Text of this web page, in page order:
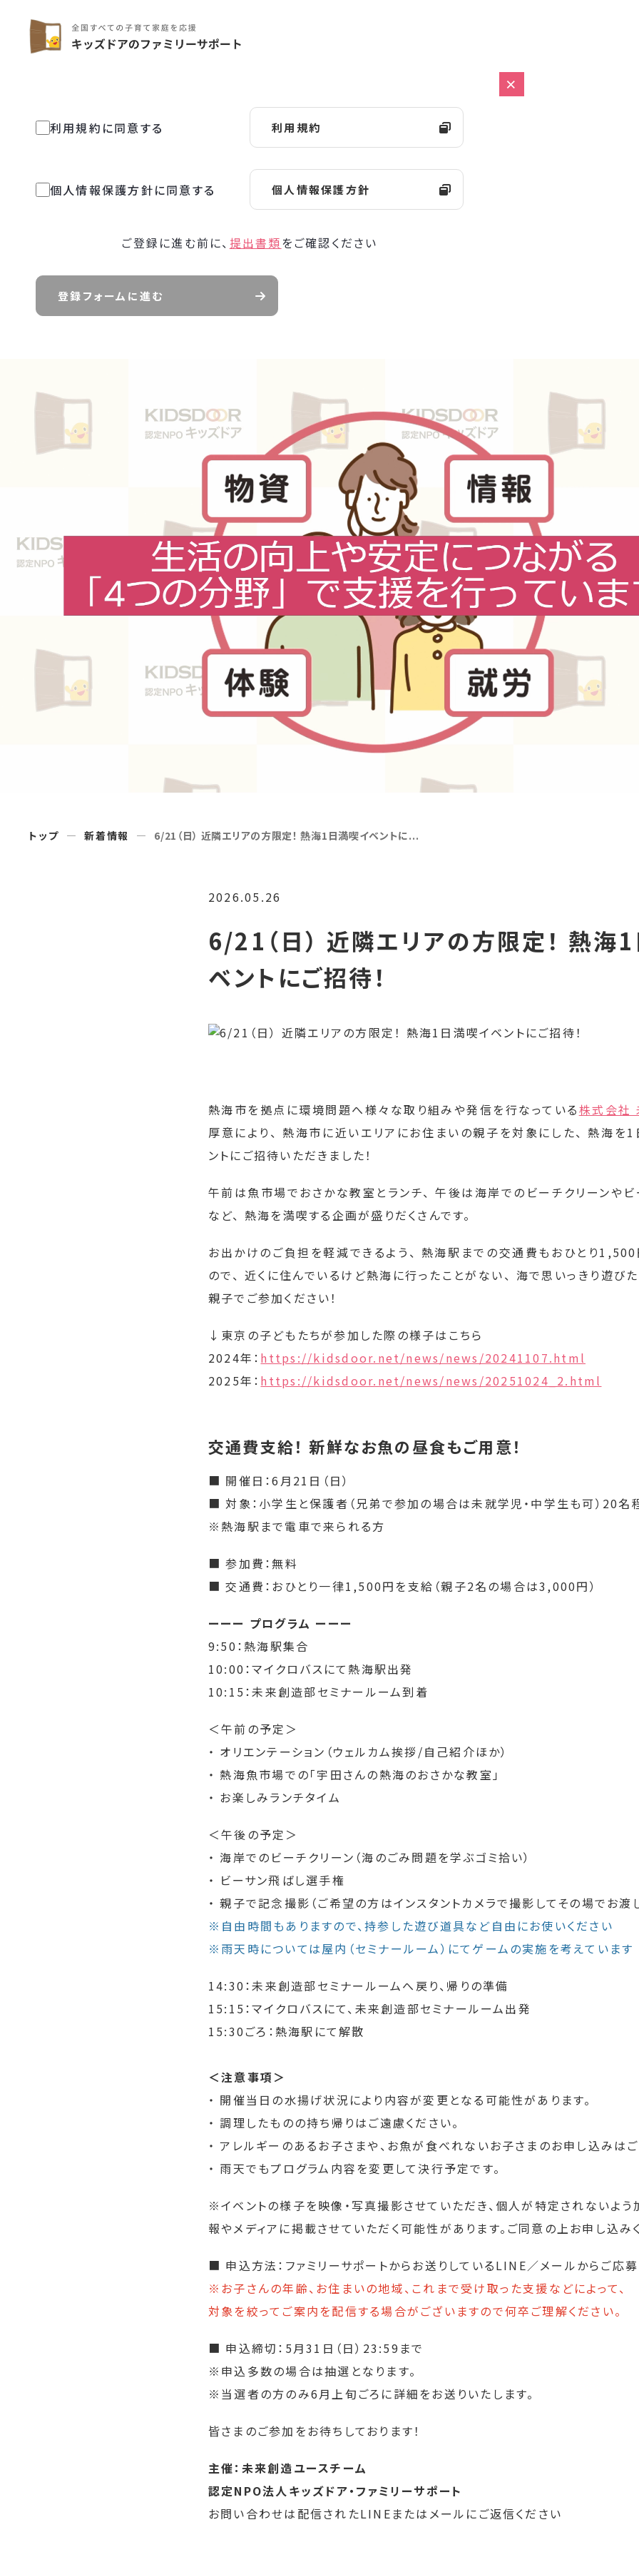
利用規約に同意する 利用規約
個人情報保護方針に同意する 個人情報保護方針
ご登録に進む前に、 提出書類をご確認ください
登録フォームに進む
トップ 新着情報 6/21（日） 近隣エリアの方限定！ 熱海1日満喫イベントに...
2026.05.26
6/21（日） 近隣エリアの方限定！ 熱海
ベントにご招待！
熱海市を拠点に環境問題へ様々な取り組みや発信を行なっている株式会社
厚意により、 熱海市に近いエリアにお住まいの親子を対象にした、 熱海を
ントにご招待いただきました！
午前は魚市場でおさかな教室とランチ、 午後は海岸でのビーチクリーンや
など、 熱海を満喫する企画が盛りだくさんです。
お出かけのご負担を軽減できるよう、 熱海駅までの交通費もおひとり
ので、 近くに住んでいるけど熱海に行ったことがない、 海で思いっきり遊び
親子でご参加ください！
↓東京の子どもたちが参加した際の様子はこちら
2024年： https://kidsdoor.net/news/news/20241107.html
2025年： https://kidsdoor.net/news/news/20251024_2.html
交通費支給！ 新鮮なお魚の昼食もご用意！
■ 開催日：6月21日（日）
■ 対象：小学生と保護者（兄弟で参加の場合は未就学児・中学生も可）20名
※熱海駅まで電車で来られる方
■ 参加費：無料
■ 交通費：おひとり一律1,500円を支給（親子2名の場合は3,000円）
ーーー プログラム ーーー
9:50：熱海駅集合
10:00：マイクロバスにて熱海駅出発
10:15：未来創造部セミナールーム到着
＜午前の予定＞
・ オリエンテーション（ウェルカム挨拶/自己紹介ほか）
・ 熱海魚市場での「宇田さんの熱海のおさかな教室」
・ お楽しみランチタイム
＜午後の予定＞
・ 海岸でのビーチクリーン（海のごみ問題を学ぶゴミ拾い）
・ ビーサン飛ばし選手権
・ 親子で記念撮影（ご希望の方はインスタントカメラで撮影してその場でお渡
※自由時間もありますので、持参した遊び道具など自由にお使いください
※雨天時については屋内（セミナールーム）にてゲームの実施を考えています
14:30：未来創造部セミナールームへ戻り、帰りの準備
15:15：マイクロバスにて、未来創造部セミナールーム出発
15:30ごろ：熱海駅にて解散
＜注意事項＞
・ 開催当日の水揚げ状況により内容が変更となる可能性があります。
・ 調理したものの持ち帰りはご遠慮ください。
・ アレルギーのあるお子さまや、お魚が食べれないお子さまのお申し込みはご
・ 雨天でもプログラム内容を変更して決行予定です。
※イベントの様子を映像・写真撮影させていただき、個人が特定されないよう
報やメディアに掲載させていただく可能性があります。ご同意の上お申し込み
■ 申込方法：ファミリーサポートからお送りしているLINE／メールからご応募
※お子さんの年齢、お住まいの地域、これまで受け取った支援などによって、
対象を絞ってご案内を配信する場合がございますので何卒ご理解ください。
■ 申込締切：5月31日（日）23:59まで
※申込多数の場合は抽選となります。
※当選者の方のみ6月上旬ごろに詳細をお送りいたします。
皆さまのご参加をお待ちしております！
主催：未来創造ユースチーム
認定NPO法人キッズドア・ファミリーサポート
お問い合わせは配信されたLINEまたはメールにご返信ください